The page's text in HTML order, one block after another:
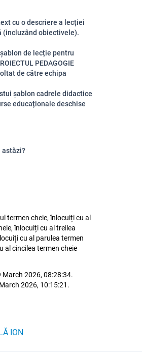
cu o descriere a lecției
(incluzând obiectivele).
de lecție pentru
PEDAGOGIE
de către echipa
șablon cadrele didactice
educaționale deschise
astăzi?
termen cheie, înlocuiți cu al
înlocuiți cu al treilea
cu al parulea termen
al cincilea termen cheie
March 2026, 08:28:34.
2026, 10:15:21.
ION